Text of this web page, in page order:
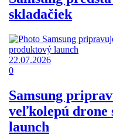
skladačiek
22.07.2026
0
Samsung
veľkolepú drone
launch